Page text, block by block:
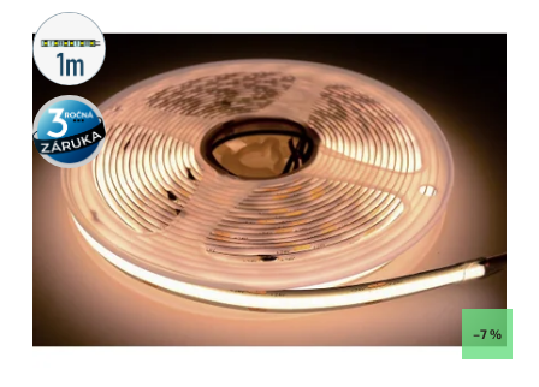
Abecedne
Metrážny
predaj
3 roky
záruka
–7 %